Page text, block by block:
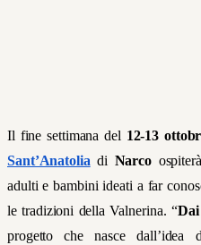
Il fine settimana del 12-13
Sant’Anatolia di Narco
adulti e bambini ideati a far
le tradizioni della Valnerina. “
progetto che nasce dall’idea